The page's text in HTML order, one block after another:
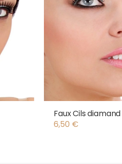
Faux Cils diamand
6,50 €